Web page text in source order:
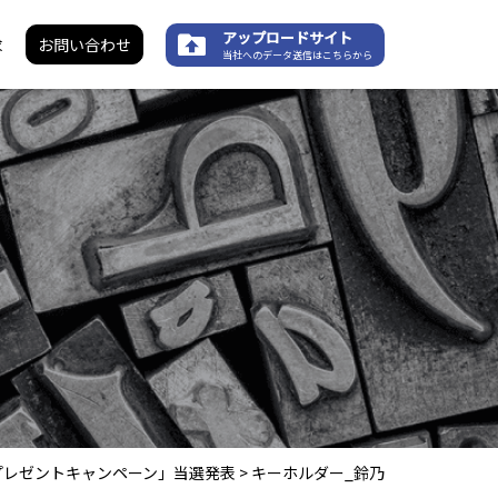
お問い合わせ アップロードサイト
当社へのデータ送信はこちらから
ゼントキャンペーン」当選発表 > キーホルダー_鈴乃